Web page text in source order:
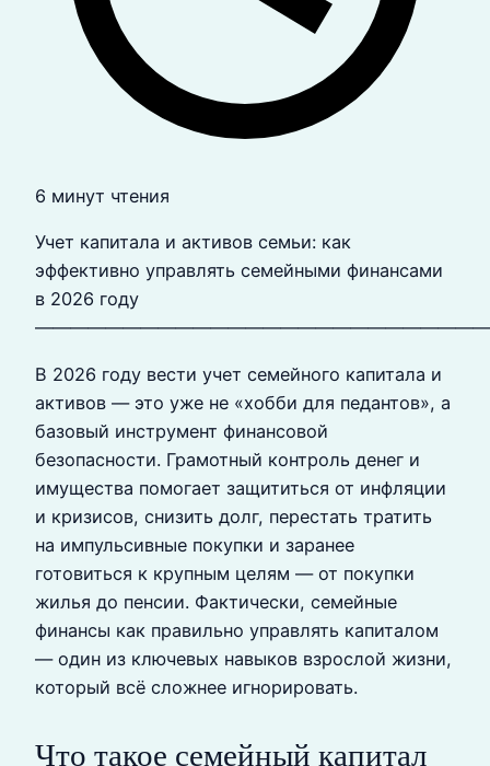
6 минут чтения
Учет капитала и активов семьи: как
эффективно управлять семейными финансами
в 2026 году
В 2026 году вести учет семейного капитала и
активов — это уже не «хобби для педантов», а
базовый инструмент финансовой
безопасности. Грамотный контроль денег и
имущества помогает защититься от инфляции
и кризисов, снизить долг, перестать тратить
на импульсивные покупки и заранее
готовиться к крупным целям — от покупки
жилья до пенсии. Фактически, семейные
финансы как правильно управлять капиталом
— один из ключевых навыков взрослой жизни,
который всё сложнее игнорировать.
Что такое семейный капитал